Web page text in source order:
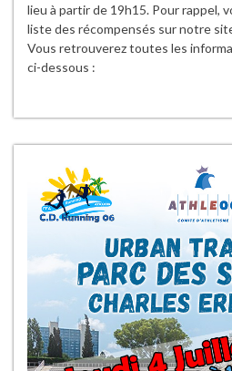
lieu à partir de 19h15. Pour rappel,
liste des récompensés sur notre
Vous retrouverez toutes les
ci-dessous :